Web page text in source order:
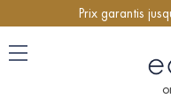
Prix garantis